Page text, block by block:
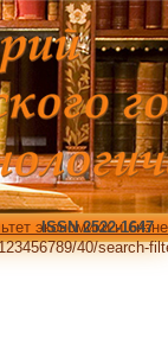
экономики и
40/search-
ISSN 2522-1647